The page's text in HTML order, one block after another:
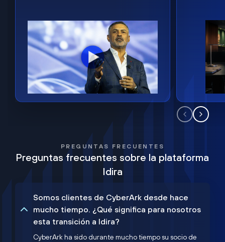
PREGUNTAS FRECUENTES
Preguntas frecuentes sobre la plataforma
Idira
Somos clientes de CyberArk desde hace
mucho tiempo. ¿Qué significa para nosotros
esta transición a Idira?
CyberArk ha sido durante mucho tiempo su socio de